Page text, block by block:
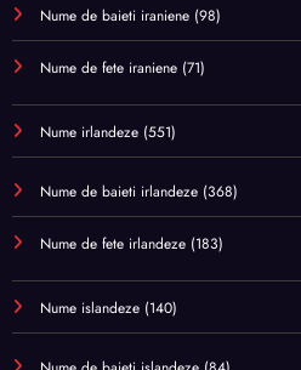
Nume de baieti iraniene (98)
Nume de fete iraniene (71)
Nume irlandeze (551)
Nume de baieti irlandeze (368)
Nume de fete irlandeze (183)
Nume islandeze (140)